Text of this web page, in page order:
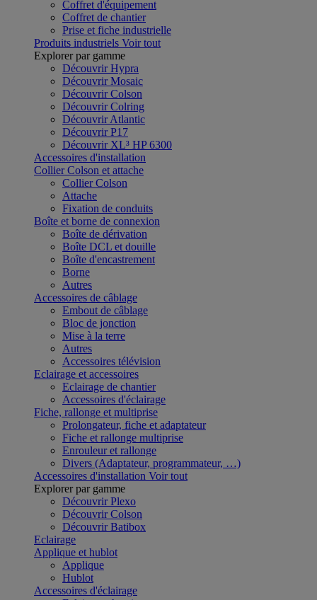
Coffret d'équipement
Coffret de chantier
Prise et fiche industrielle
Produits industriels Voir tout
Explorer par gamme
Découvrir Hypra
Découvrir Mosaic
Découvrir Colson
Découvrir Colring
Découvrir Atlantic
Découvrir P17
Découvrir XL³ HP 6300
Accessoires d'installation
Collier Colson et attache
Collier Colson
Attache
Fixation de conduits
Boîte et borne de connexion
Boîte de dérivation
Boîte DCL et douille
Boîte d'encastrement
Borne
Autres
Accessoires de câblage
Embout de câblage
Bloc de jonction
Mise à la terre
Autres
Accessoires télévision
Eclairage et accessoires
Eclairage de chantier
Accessoires d'éclairage
Fiche, rallonge et multiprise
Prolongateur, fiche et adaptateur
Fiche et rallonge multiprise
Enrouleur et rallonge
Divers (Adaptateur, programmateur, …)
Accessoires d'installation Voir tout
Explorer par gamme
Découvrir Plexo
Découvrir Colson
Découvrir Batibox
Eclairage
Applique et hublot
Applique
Hublot
Accessoires d'éclairage